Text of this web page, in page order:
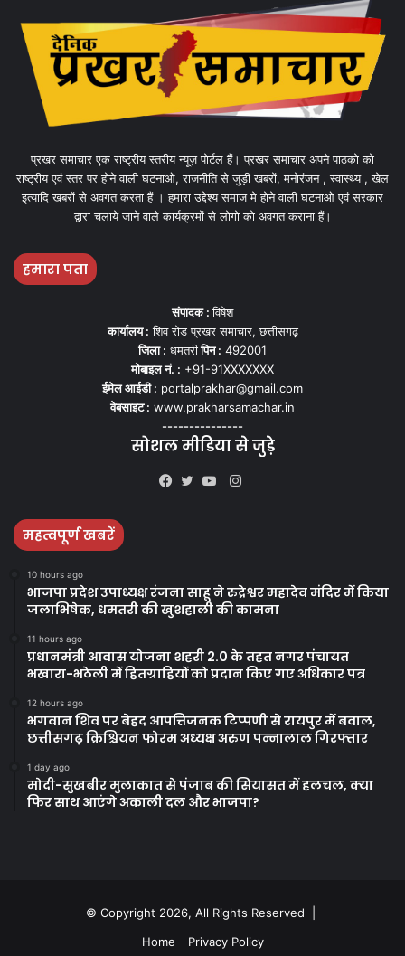
प्रखर समाचार एक राष्ट्रीय स्तरीय न्यूज़ पोर्टल हैं। प्रखर समाचार अपने पाठको को
राष्ट्रीय एवं स्तर पर होने वाली घटनाओ, राजनीति से जुड़ी खबरों, मनोरंजन , स्वास्थ्य , खेल
इत्यादि खबरों से अवगत करता हैं । हमारा उद्देश्य समाज मे होने वाली घटनाओ एवं सरकार
द्वारा चलाये जाने वाले कार्यक्रमों से लोगो को अवगत कराना हैं।
हमारा पता
संपादक :विषेश
कार्यालय : शिव रोड प्रखर समाचार, छत्तीसगढ़
जिला : धमतरीपिन : 492001
मोबाइल नं. : +91-91XXXXXXX
ईमेल आईडी : portalprakhar@gmail.com
वेबसाइट : www.prakharsamachar.in
---------------
सोशल मीडिया से जुड़े
Instagram
महत्वपूर्ण खबरें
10 hours ago
भाजपा प्रदेश उपाध्यक्ष रंजना साहू ने रुद्रेश्वर महादेव मंदिर में किया
जलाभिषेक, धमतरी की खुशहाली की कामना
11 hours ago
प्रधानमंत्री आवास योजना शहरी 2.0 के तहत नगर पंचायत
भखारा-भठेली में हितग्राहियों को प्रदान किए गए अधिकार पत्र
12 hours ago
भगवान शिव पर बेहद आपत्तिजनक टिप्पणी से रायपुर में बवाल,
छत्तीसगढ़ क्रिश्चियन फोरम अध्यक्ष अरुण पन्नालाल गिरफ्तार
1 day ago
मोदी-सुखबीर मुलाकात से पंजाब की सियासत में हलचल, क्या
फिर साथ आएंगे अकाली दल और भाजपा?
© Copyright 2026, All Rights Reserved |
Home
Privacy Policy